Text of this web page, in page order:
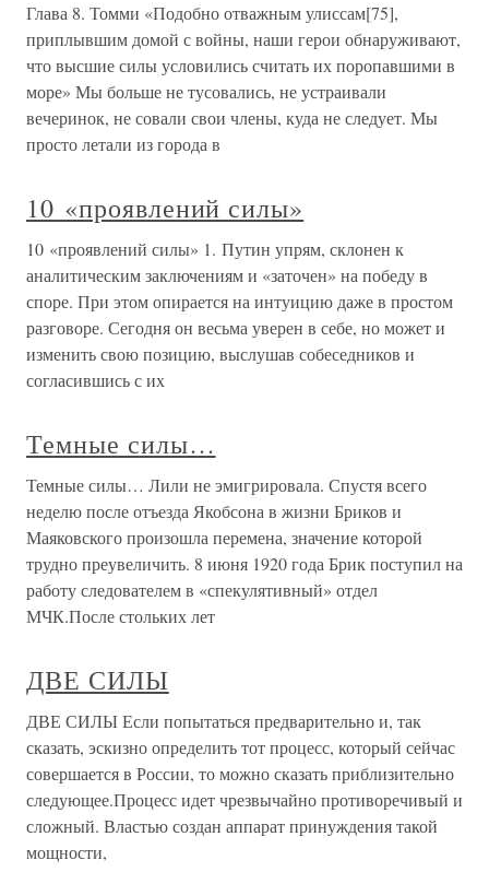
Глава 8. Томми «Подобно отважным улиссам[75],
приплывшим домой с войны, наши герои обнаруживают,
что высшие силы условились считать их поропавшими в
море» Мы больше не тусовались, не устраивали
вечеринок, не совали свои члены, куда не следует. Мы
просто летали из города в
10 «проявлений силы»
10 «проявлений силы» 1. Путин упрям, склонен к
аналитическим заключениям и «заточен» на победу в
споре. При этом опирается на интуицию даже в простом
разговоре. Сегодня он весьма уверен в себе, но может и
изменить свою позицию, выслушав собеседников и
согласившись с их
Темные силы…
Темные силы… Лили не эмигрировала. Спустя всего
неделю после отъезда Якобсона в жизни Бриков и
Маяковского произошла перемена, значение которой
трудно преувеличить. 8 июня 1920 года Брик поступил на
работу следователем в «спекулятивный» отдел
МЧК.После стольких лет
ДВЕ СИЛЫ
ДВЕ СИЛЫ Если попытаться предварительно и, так
сказать, эскизно определить тот процесс, который сейчас
совершается в России, то можно сказать приблизительно
следующее.Процесс идет чрезвычайно противоречивый и
сложный. Властью создан аппарат принуждения такой
мощности,